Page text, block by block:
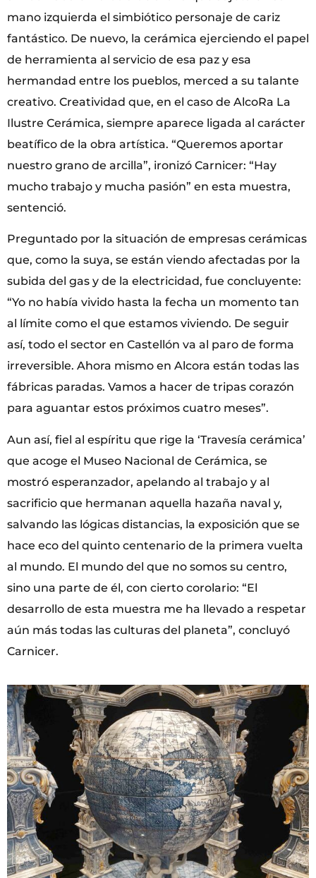
mano izquierda el simbiótico personaje de cariz
fantástico. De nuevo, la cerámica ejerciendo el papel
de herramienta al servicio de esa paz y esa
hermandad entre los pueblos, merced a su talante
creativo. Creatividad que, en el caso de AlcoRa La
Ilustre Cerámica, siempre aparece ligada al carácter
beatífico de la obra artística. “Queremos aportar
nuestro grano de arcilla”, ironizó Carnicer: “Hay
mucho trabajo y mucha pasión” en esta muestra,
sentenció.
Preguntado por la situación de empresas cerámicas
que, como la suya, se están viendo afectadas por la
subida del gas y de la electricidad, fue concluyente:
“Yo no había vivido hasta la fecha un momento tan
al límite como el que estamos viviendo. De seguir
así, todo el sector en Castellón va al paro de forma
irreversible. Ahora mismo en Alcora están todas las
fábricas paradas. Vamos a hacer de tripas corazón
para aguantar estos próximos cuatro meses”.
Aun así, fiel al espíritu que rige la ‘Travesía cerámica’
que acoge el Museo Nacional de Cerámica, se
mostró esperanzador, apelando al trabajo y al
sacrificio que hermanan aquella hazaña naval y,
salvando las lógicas distancias, la exposición que se
hace eco del quinto centenario de la primera vuelta
al mundo. El mundo del que no somos su centro,
sino una parte de él, con cierto corolario: “El
desarrollo de esta muestra me ha llevado a respetar
aún más todas las culturas del planeta”, concluyó
Carnicer.